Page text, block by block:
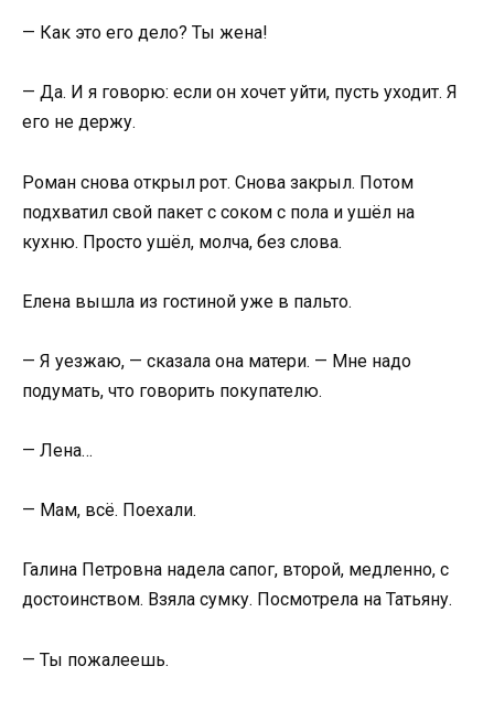
— Как это его дело? Ты жена!
— Да. И я говорю: если он хочет уйти, пусть уходит. Я
его не держу.
Роман снова открыл рот. Снова закрыл. Потом
подхватил свой пакет с соком с пола и ушёл на
кухню. Просто ушёл, молча, без слова.
Елена вышла из гостиной уже в пальто.
— Я уезжаю, — сказала она матери. — Мне надо
подумать, что говорить покупателю.
— Лена…
— Мам, всё. Поехали.
Галина Петровна надела сапог, второй, медленно, с
достоинством. Взяла сумку. Посмотрела на Татьяну.
— Ты пожалеешь.